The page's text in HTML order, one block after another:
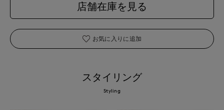
店舗在庫を見る
お気に入りに追加
スタイリング
Styling